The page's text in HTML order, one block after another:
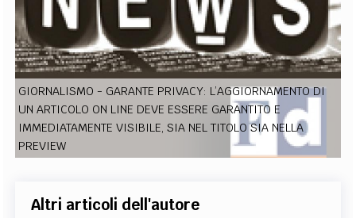
EXTRA
CODICI RUBRICHE PROCEEDINGS PUBBLICITÀ CONTATTI
SOCIAL MEDIA
GIORNALISMO - GARANTE PRIVACY: L’AGGIORNAMENTO DI
UN ARTICOLO ON LINE DEVE ESSERE GARANTITO E
IMMEDIATAMENTE VISIBILE, SIA NEL TITOLO SIA NELLA
PREVIEW
Altri articoli dell'autore